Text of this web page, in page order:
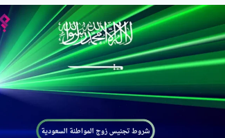
ابن
المواطنة
السعودية؟
إليك
الشروط
المطلوبة